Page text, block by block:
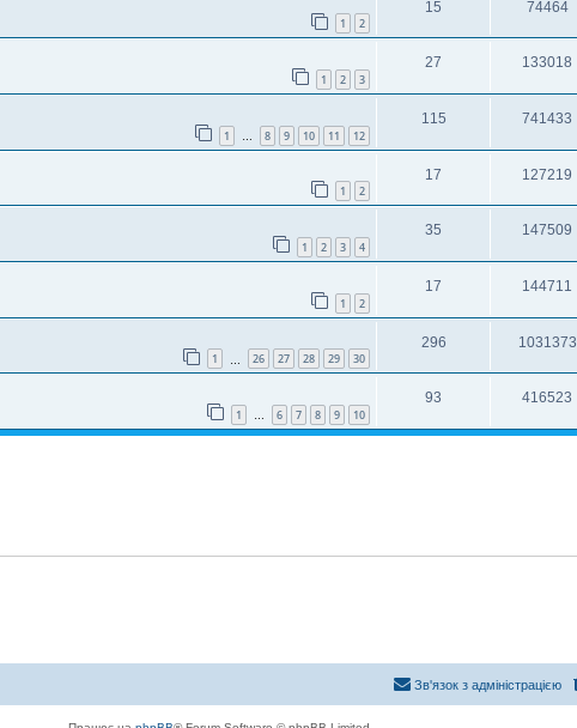
1 2
15 74464
1 2 3
27 133018
1 … 8 9 10 11 12
115 741433
1 2
17 127219
1 2 3 4
35 147509
1 2
17 144711
1 26 27 28 29 30
296 1031373
1 … 6 7 8 9 10
93 416523
Зв'язок з адміністрацією